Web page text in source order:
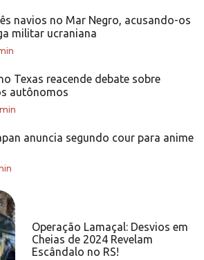
navios no Mar Negro, acusando-os
militar ucraniana
Texas reacende debate sobre
autônomos
anuncia segundo cour para anime
Operação Lamaçal: Desvios em
Cheias de 2024 Revelam
Escândalo no RS!